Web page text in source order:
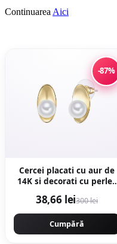
Continuarea Aici
-87%
Cercei placati cu aur de
14K si decorati cu perle -
38,66 lei300 lei
Cumpără